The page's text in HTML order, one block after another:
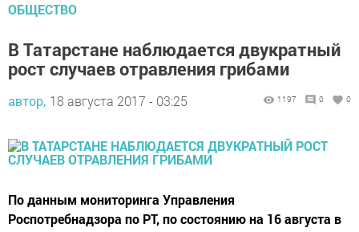
ОБЩЕСТВО
В Татарстане наблюдается двукратный
рост случаев отравления грибами
автор, 18 августа 2017 - 03:25 1197 0 0
По данным мониторинга Управления
Роспотребнадзора по РТ, по состоянию на 16 августа в